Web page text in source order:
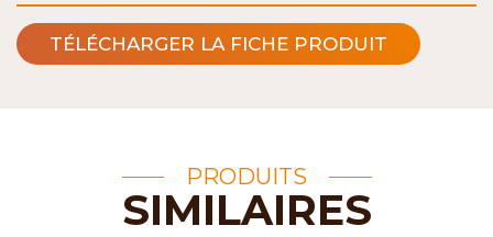
TÉLÉCHARGER LA FICHE PRODUIT
PRODUITS
SIMILAIRES